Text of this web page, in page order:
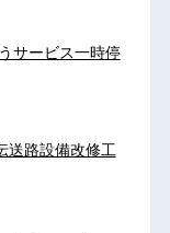
サービス一時停
送路設備改修工